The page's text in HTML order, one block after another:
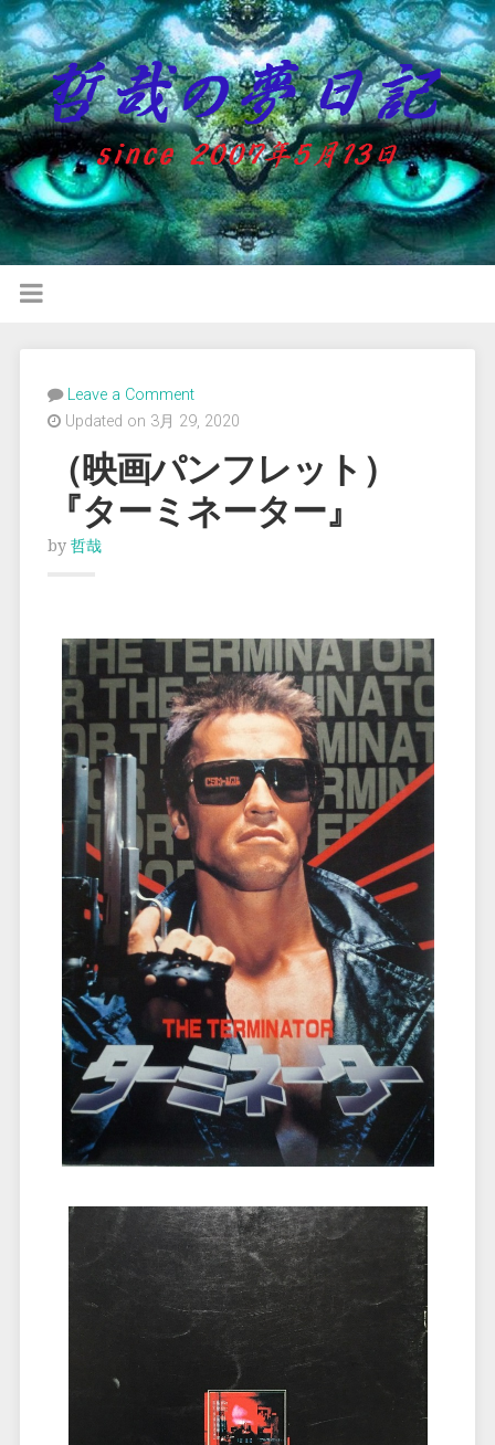
Leave a Comment
Updated on 3月 29, 2020
（映画パンフレット）
『ターミネーター』
by 哲哉